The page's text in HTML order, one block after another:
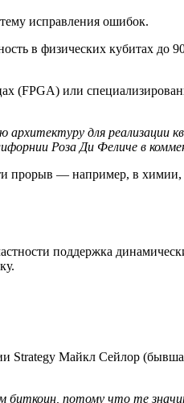
исправления ошибок.
в физических кубитах до
(FPGA) или
архитектуру для реализации
Роза Ди Феличе в
прорыв — например, в
поддержка
Strategy Майкл Сейлор
биткоин, потому что те